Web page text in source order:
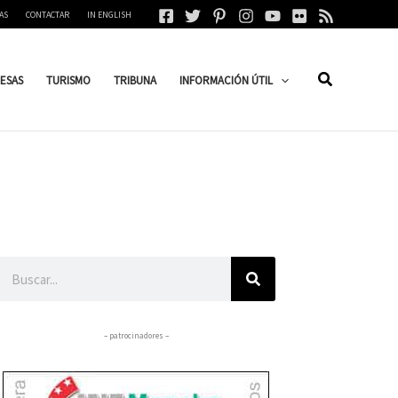
CONTACTAR IN ENGLISH
TURISMO TRIBUNA INFORMACIÓN ÚTIL
– patrocinadores –